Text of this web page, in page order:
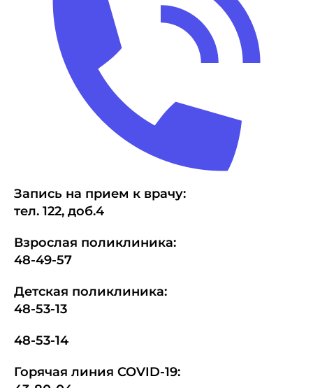
Запись на прием к врачу:
тел. 122, доб.4
Взрослая поликлиника:
48-49-57
Детская поликлиника:
48-53-13
48-53-14
Горячая линия COVID-19: